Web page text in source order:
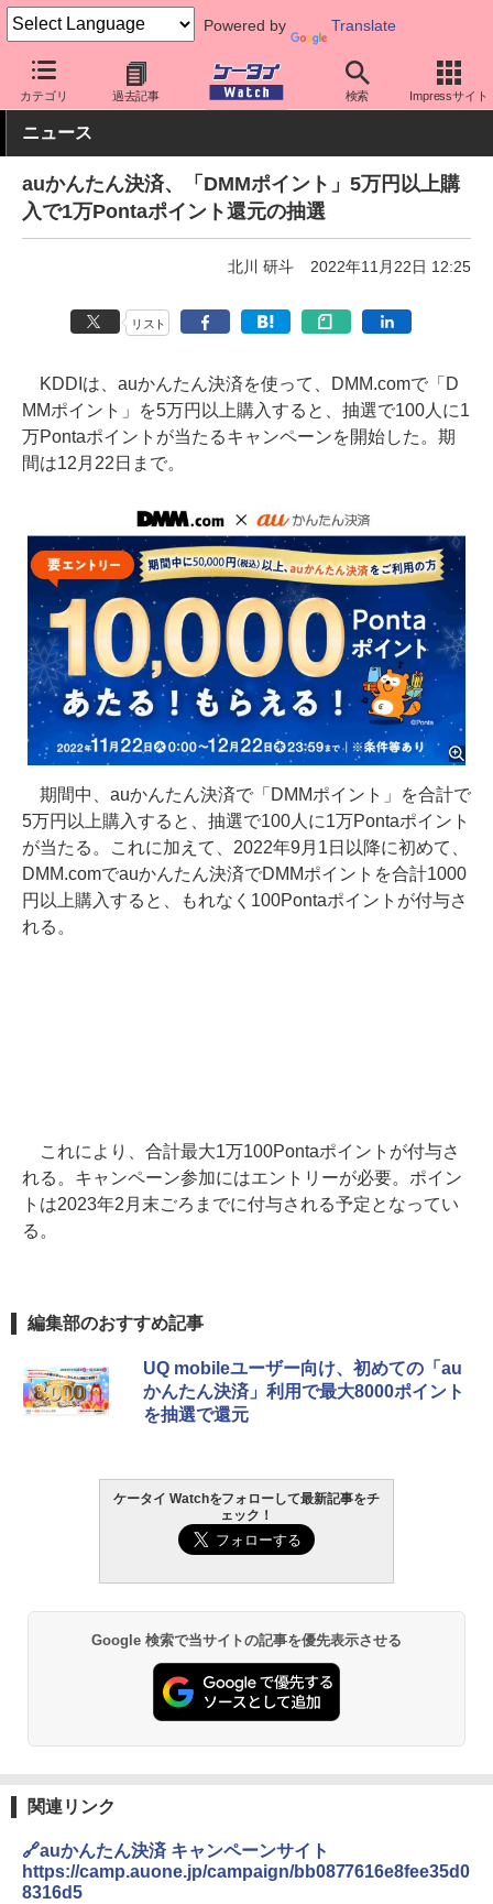
Powered by Translate
カテゴリ 過去記事 検索 Impressサイト
ケータイ Watch キャリア au アプリ・サービス
ニュース
auかんたん決済、「DMMポイント」5万円以上購
入で1万Pontaポイント還元の抽選
北川 研斗 2022年11月22日 12:25
リスト
KDDIは、auかんたん決済を使って、DMM.comで「D
MMポイント」を5万円以上購入すると、抽選で100人に1
万Pontaポイントが当たるキャンペーンを開始した。期
間は12月22日まで。
期間中、auかんたん決済で「DMMポイント」を合計で
5万円以上購入すると、抽選で100人に1万Pontaポイント
が当たる。これに加えて、2022年9月1日以降に初めて、
DMM.comでauかんたん決済でDMMポイントを合計1000
円以上購入すると、もれなく100Pontaポイントが付与さ
れる。
これにより、合計最大1万100Pontaポイントが付与さ
れる。キャンペーン参加にはエントリーが必要。ポイン
トは2023年2月末ごろまでに付与される予定となってい
る。
編集部のおすすめ記事
UQ mobileユーザー向け、初めての「au
かんたん決済」利用で最大8000ポイント
を抽選で還元
ケータイ Watchをフォローして最新記事をチ
ェック！
Google 検索で当サイトの記事を優先表示させる
関連リンク
🔗auかんたん決済 キャンペーンサイト
https://camp.auone.jp/campaign/bb0877616e8fee35d0
8316d5